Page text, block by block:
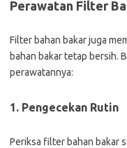
Perawatan Filter
Filter bahan bakar juga
bahan bakar tetap bersih.
perawatannya:
1. Pengecekan Rutin
Periksa filter bahan bakar